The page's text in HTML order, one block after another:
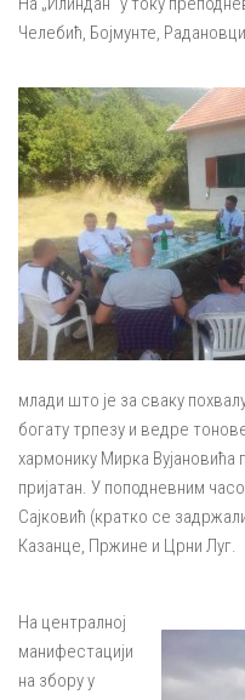
Челебић, Бојмунте,
млади што је за сваку
богату трпезу и ведре
хармонику Мирка
пријатан. У поподневним
Сајковић (кратко се
Казанце, Пржине и Црни Луг.
На централној
манифестацији
на збору у